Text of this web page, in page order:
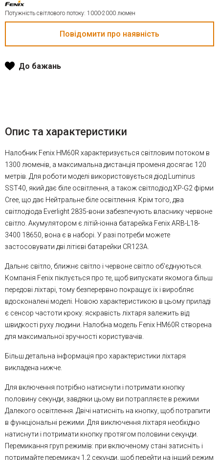
Потужність світлового потоку: 1000-2000 люмен
До бажань
Опис та характеристики
Налобник Fenix HM60R характеризується світловим потоком в
1300 люменів, а максимальна дистанція променя досягає 120
метрів. Для роботи моделі використовується діод Luminus
SST40, який дає біле освітлення, а також світлодіод XP-G2 фірми
Cree, що дає Нейтральне біле освітлення. Крім того, два
світлодіода Everlight 2835-вони забезпечують власнику червоне
світло. Акумулятором є літій-іонна батарейка Fenix ARB-L18-
3400 18650, вона є в наборі. У разі потреби можете
застосовувати дві літієві батарейки CR123A.
Дальнє світло, ближнє світло і червоне світло об'єднуються.
Компанія Fenix піклується про те, щоб випускати якомога більш
передові ліхтарі, тому безперервно покращує їх і виробляє
вдосконалені моделі. Новою характеристикою в цьому приладі
є сенсор частоти кроку: яскравість ліхтаря залежить від
швидкості руху людини. Налобна модель Fenix HM60R створена
для максимальної зручності користувачів.
Більш детальна інформація про характеристики ліхтаря
викладена нижче.
Для включення потрібно натиснути і потримати кнопку
половину секунди, завдяки цьому ви потрапляєте в режими
Далекого освітлення. Двічі натисніть на кнопку, щоб потрапити
в функціональні режими. Для виключення ліхтаря необхідно
натиснути і потримати кнопку протягом половини секунди.
Перемикання груп режимів: при включеному стані затисніть і
потримайте перемикач 1,2 секунди, щоб перейти на інший режим